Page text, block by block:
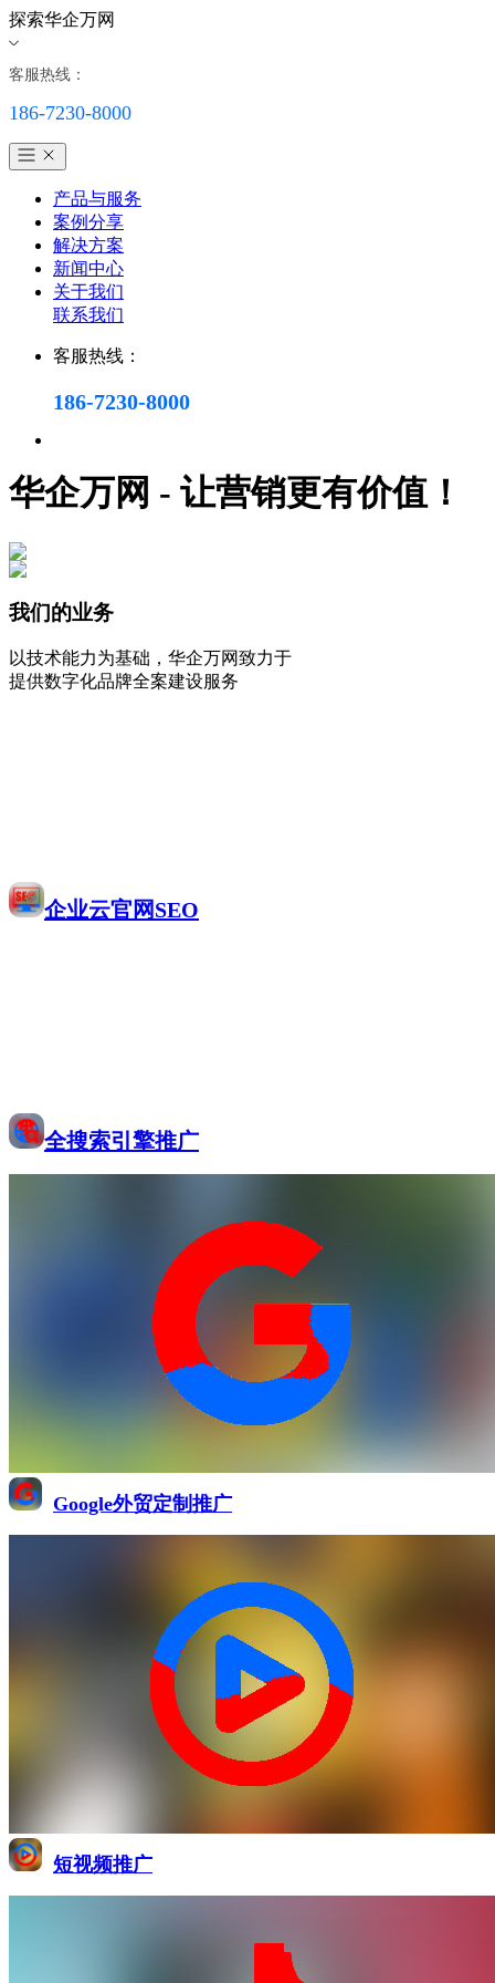
探索华企万网
客服热线：
186-7230-8000
产品与服务
案例分享
解决方案
新闻中心
关于我们
联系我们
客服热线：
186-7230-8000
华企万网 - 让营销更有价值！
我们的业务
以技术能力为基础，华企万网致力于
提供数字化品牌全案建设服务
企业云官网SEO
全搜索引擎推广
Google外贸定制推广
短视频推广